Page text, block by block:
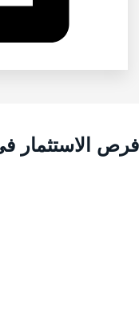
الاستثمار في